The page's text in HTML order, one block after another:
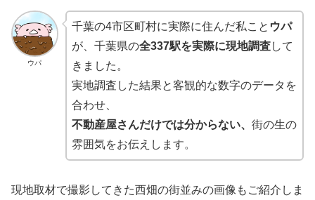
ウパ
千葉の4市区町村に実際に住んだ私こと ウパ
が、千葉県の全337駅を実際に現地調査して
きました。
実地調査した結果と客観的な数字のデータを
合わせ、
不動産屋さんだけでは分からない、 街の生の
雰囲気をお伝えします。
現地取材で撮影してきた西畑の街並みの画像もご紹介しま